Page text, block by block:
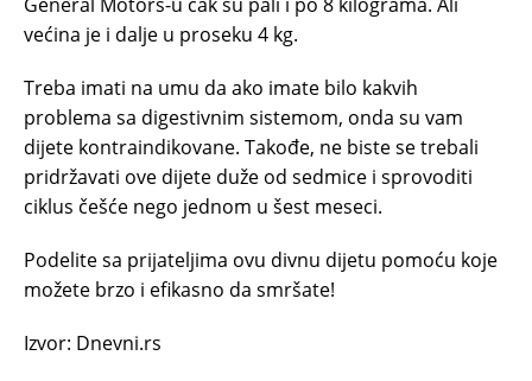
većina je i dalje u proseku 4 kg.
Treba imati na umu da ako imate bilo kakvih
problema sa digestivnim sistemom, onda su vam
dijete kontraindikovane. Takođe, ne biste se trebali
pridržavati ove dijete duže od sedmice i sprovoditi
ciklus češće nego jednom u šest meseci.
Podelite sa prijateljima ovu divnu dijetu pomoću koje
možete brzo i efikasno da smršate!
Izvor: Dnevni.rs